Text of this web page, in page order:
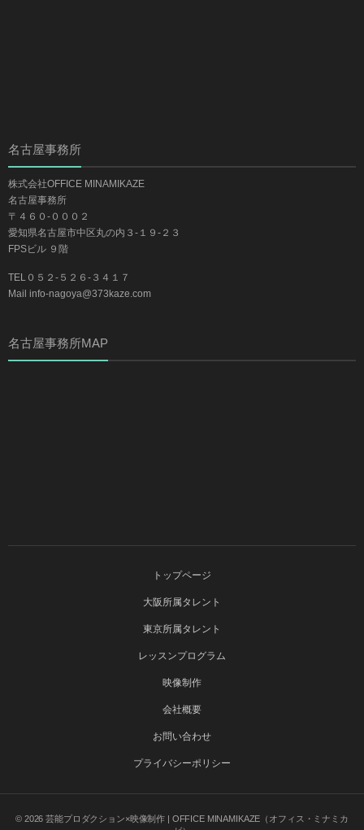
名古屋事務所
株式会社OFFICE MINAMIKAZE
名古屋事務所
〒４６０-０００２
愛知県名古屋市中区丸の内３-１９-２３
FPSビル ９階
TEL０５２-５２６-３４１７
Mail info-nagoya@373kaze.com
名古屋事務所MAP
トップページ
大阪所属タレント
東京所属タレント
レッスンプログラム
映像制作
会社概要
お問い合わせ
プライバシーポリシー
© 2026芸能プロダクション×映像制作 | OFFICE MINAMIKAZE（オフィス・ミナミカ